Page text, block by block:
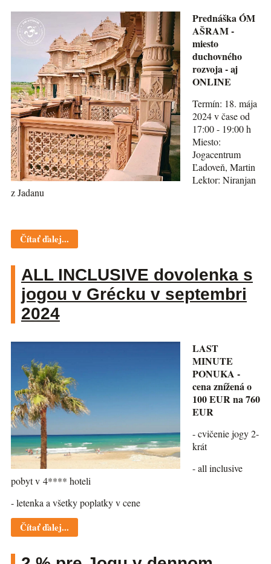
Prednáška ÓM
AŠRAM -
miesto
duchovného
rozvoja - aj
ONLINE
Termín: 18. mája
2024 v čase od
17:00 - 19:00 h
Miesto:
Jogacentrum
Ľadoveň, Martin
Lektor: Niranjan
z Jadanu
Čítať ďalej...
ALL INCLUSIVE dovolenka s
jogou v Grécku v septembri
2024
LAST
MINUTE
PONUKA -
cena znížená o
100 EUR na 760
EUR
- cvičenie jogy 2-
krát
- all inclusive
pobyt v 4**** hoteli
- letenka a všetky poplatky v cene
Čítať ďalej...